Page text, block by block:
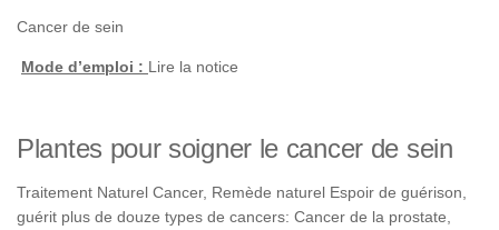
Cancer de sein
Mode d’emploi : Lire la notice
Plantes pour soigner le cancer de sein
Traitement Naturel Cancer, Remède naturel Espoir de guérison,
guérit plus de douze types de cancers: Cancer de la prostate,